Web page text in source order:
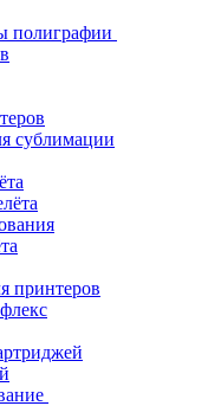
полиграфии
сублимации
принтеров